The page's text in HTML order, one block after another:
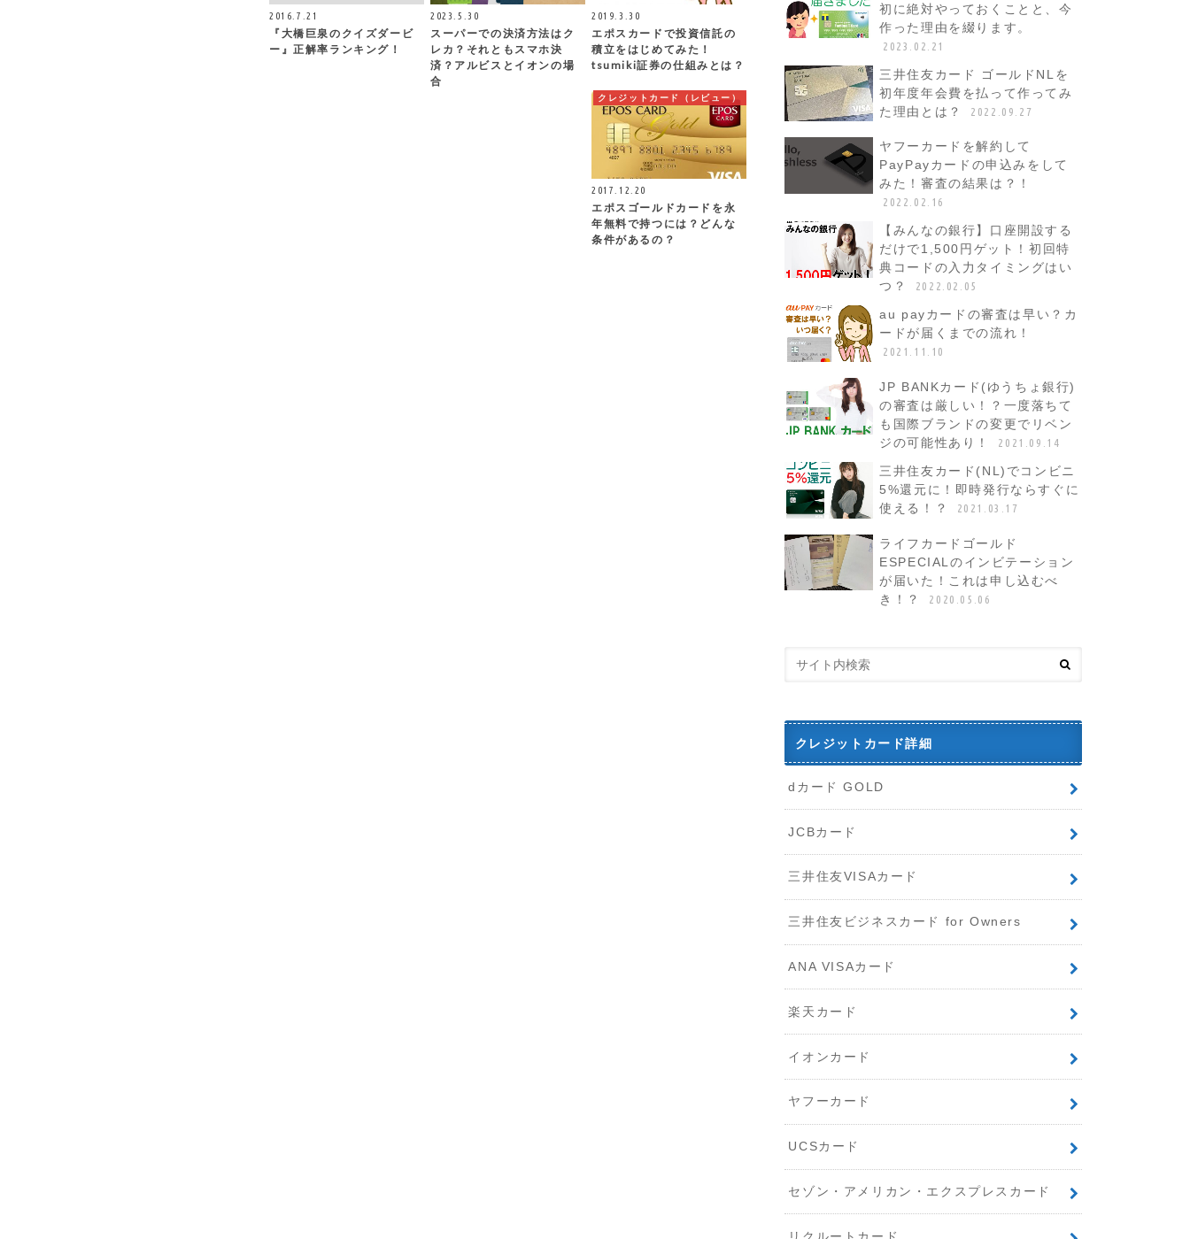
2016.7.21
『大橋巨泉のクイズダービ
ー』正解率ランキング！
2023.5.30
スーパーでの決済方法はク
レカ？それともスマホ決
済？アルビスとイオンの場
合
2019.3.30
エポスカードで投資信託の
積立をはじめてみた！
tsumiki証券の仕組みとは？
クレジットカード（レビュー）
2017.12.20
エポスゴールドカードを永
年無料で持つには？どんな
条件があるの？
初に絶対やっておくことと、今
作った理由を綴ります。
2023.02.21
三井住友カード ゴールドNLを
初年度年会費を払って作ってみ
た理由とは？
2022.09.27
ヤフーカードを解約して
PayPayカードの申込みをして
みた！審査の結果は？！
2022.02.16
【みんなの銀行】口座開設する
だけで1,500円ゲット！初回特
典コードの入力タイミングはい
つ？
2022.02.05
au payカードの審査は早い？カ
ードが届くまでの流れ！
2021.11.10
JP BANKカード(ゆうちょ銀行)
の審査は厳しい！？一度落ちて
も国際ブランドの変更でリベン
ジの可能性あり！
2021.09.14
三井住友カード(NL)でコンビニ
5%還元に！即時発行ならすぐに
使える！？
2021.03.17
ライフカードゴールド
ESPECIALのインビテーション
が届いた！これは申し込むべ
き！？
2020.05.06
クレジットカード詳細
dカード GOLD
JCBカード
三井住友VISAカード
三井住友ビジネスカード for Owners
ANA VISAカード
楽天カード
イオンカード
ヤフーカード
UCSカード
セゾン・アメリカン・エクスプレスカード
リクルートカード